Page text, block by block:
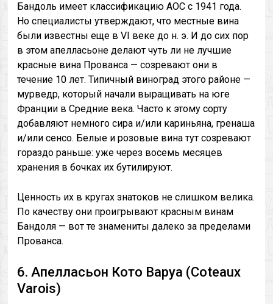
Бандоль имеет классификацию AOC с 1941 года.
Но специалисты утверждают, что местные вина
были известны еще в VI веке до н. э. И до сих пор
в этом апелласьоне делают чуть ли не лучшие
красные вина Прованса — созревают они в
течение 10 лет. Типичный виноград этого районе —
мурведр, который начали выращивать на юге
Франции в Средние века. Часто к этому сорту
добавляют немного сира и/или кариньяна, гренаша
и/или сенсо. Белые и розовые вина тут созревают
гораздо раньше: уже через восемь месяцев
хранения в бочках их бутилируют.
Ценность их в кругах знатоков не слишком велика.
По качеству они проигрывают красным винам
Бандоля — вот те знамениты далеко за пределами
Прованса.
6. Апелласьон Кото Варуа (Coteaux
Varois)